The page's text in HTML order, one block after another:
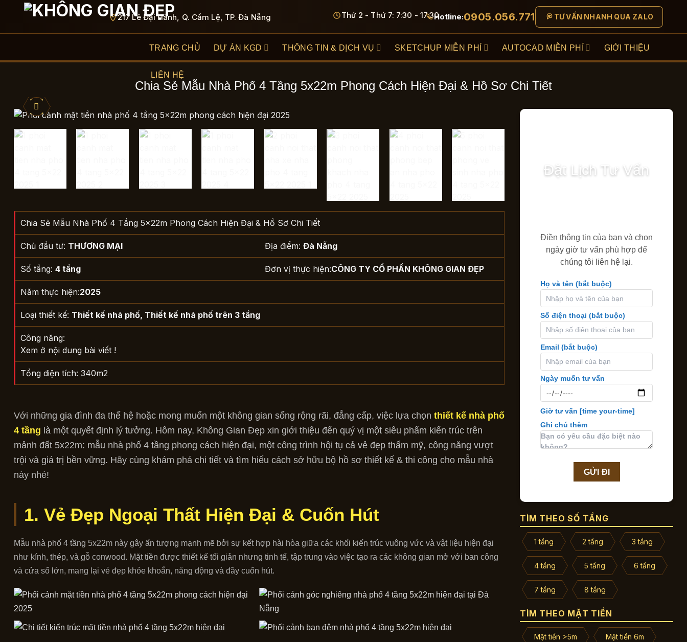
217 Lê Đại Hành, Q. Cẩm Lệ, TP. Đà Nẵng Thứ 2 - Thứ 7: 7:30 - 17:30Hotline:0905.056.771 TƯ VẤN NHANH QUA ZALO
TRANG CHỦ DỰ ÁN KGD THÔNG TIN & DỊCH VỤ SKETCHUP MIỄN PHÍ AUTOCAD MIỄN PHÍ GIỚI THIỆU
LIÊN HỆ
Chia Sẻ Mẫu Nhà Phố 4 Tầng 5x22m Phong Cách Hiện Đại & Hồ Sơ Chi Tiết
Chia Sẻ Mẫu Nhà Phố 4 Tầng 5x22m Phong Cách Hiện Đại & Hồ Sơ Chi Tiết
Chủ đầu tư: THƯƠNG MẠI Địa điểm: Đà Nẵng
Số tầng: 4 tầng Đơn vị thực hiện:CÔNG TY CỔ PHẦN KHÔNG GIAN ĐẸP
Năm thực hiện:2025
Loại thiết kế: Thiết kế nhà phố, Thiết kế nhà phố trên 3 tầng
Công năng:
Xem ở nội dung bài viết !
Tổng diện tích: 340m2
Với những gia đình đa thế hệ hoặc mong muốn một không gian sống rộng rãi, đẳng cấp, việc lựa chọn thiết kế nhà phố
4 tầng là một quyết định lý tưởng. Hôm nay, Không Gian Đẹp xin giới thiệu đến quý vị một siêu phẩm kiến trúc trên
mảnh đất 5x22m: mẫu nhà phố 4 tầng phong cách hiện đại, một công trình hội tụ cả vẻ đẹp thẩm mỹ, công năng vượt
trội và giá trị bền vững. Hãy cùng khám phá chi tiết và tìm hiểu cách sở hữu bộ hồ sơ thiết kế & thi công cho mẫu nhà
này nhé!
1. Vẻ Đẹp Ngoại Thất Hiện Đại & Cuốn Hút
Mẫu nhà phố 4 tầng 5x22m này gây ấn tượng mạnh mẽ bởi sự kết hợp hài hòa giữa các khối kiến trúc vuông vức và vật liệu hiện đại
như kính, thép, và gỗ conwood. Mặt tiền được thiết kế tối giản nhưng tinh tế, tập trung vào việc tạo ra các không gian mở với ban công
và cửa sổ lớn, mang lại vẻ đẹp khỏe khoắn, năng động và đầy cuốn hút.
Đặt Lịch Tư Vấn
Điền thông tin của bạn và chọn
ngày giờ tư vấn phù hợp để
chúng tôi liên hệ lại.
Họ và tên (bắt buộc)
Số điện thoại (bắt buộc)
Email (bắt buộc)
Ngày muốn tư vấn
Giờ tư vấn [time your-time]
Ghi chú thêm
TÌM THEO SỐ TẦNG
1 tầng 2 tầng 3 tầng
4 tầng 5 tầng 6 tầng
7 tầng 8 tầng
TÌM THEO MẶT TIỀN
Mặt tiền >5m Mặt tiền 6m